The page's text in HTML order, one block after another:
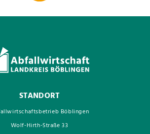
STANDORT
Böblingen
Wolf-Hirth-Straße 33